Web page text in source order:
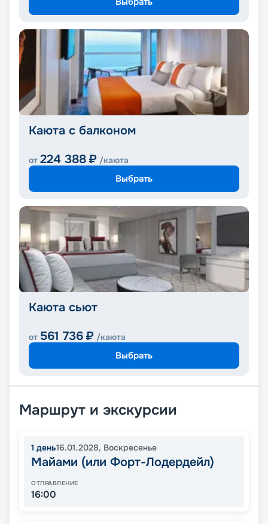
Каюта с балконом
от 224 388 ₽ /каюта
Выбрать
Каюта сьют
от 561 736 ₽ /каюта
Выбрать
Маршрут и экскурсии
1 день16.01.2028, Воскресенье
Майами (или Форт-Лодердейл)
ОТПРАВЛЕНИЕ
16:00